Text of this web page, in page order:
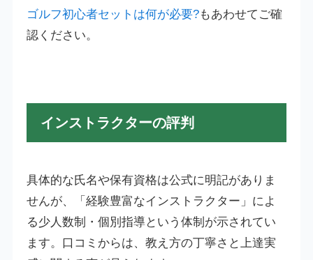
ゴルフ初心者セットは何が必要?もあわせてご確
認ください。
インストラクターの評判
具体的な氏名や保有資格は公式に明記がありま
せんが、「経験豊富なインストラクター」によ
る少人数制・個別指導という体制が示されてい
ます。口コミからは、教え方の丁寧さと上達実